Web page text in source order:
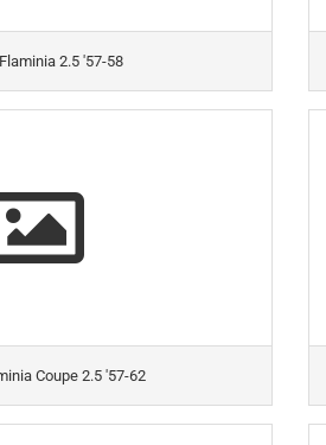
2.5 '57-58
Coupe 2.5 '57-62